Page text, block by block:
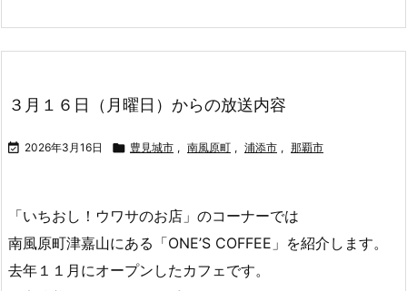
３月１６日（月曜日）からの放送内容
 2026年3月16日  豊見城市 , 南風原町 , 浦添市 , 那覇市
「いちおし！ウワサのお店」のコーナーでは
南風原町津嘉山にある「ONE’S COFFEE」を紹介します。
去年１１月にオープンしたカフェです。